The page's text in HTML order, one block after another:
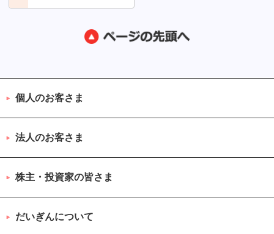
個人のお客さま
法人のお客さま
株主・投資家の皆さま
だいぎんについて